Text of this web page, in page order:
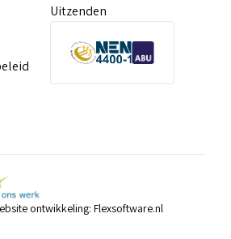
Uitzenden
ontwikkeling: Flexsoftware.nl